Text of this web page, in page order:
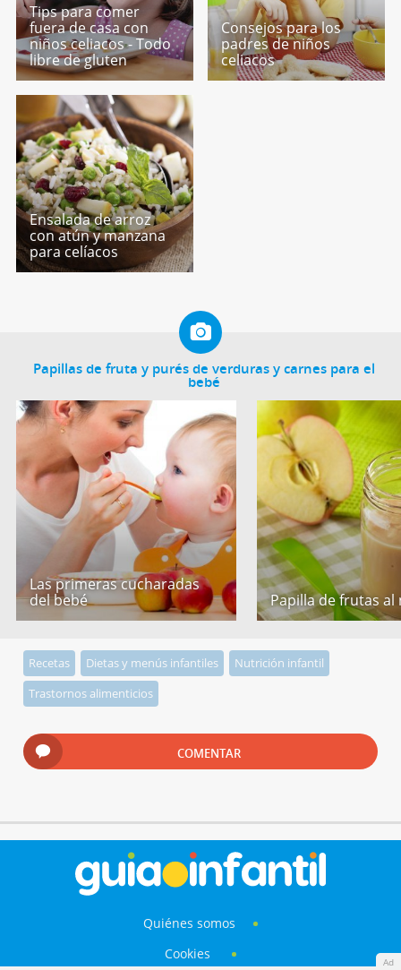
Tips para comer
fuera de casa con
niños celiacos - Todo
libre de gluten
Consejos para los
padres de niños
celiacos
Ensalada de arroz
con atún y manzana
para celíacos
Papillas de fruta y purés de verduras y carnes para el
bebé
Las primeras cucharadas
del bebé
Papilla de frutas al
Recetas Dietas y menús infantiles
Nutrición infantil
Trastornos alimenticios
COMENTAR
Ad
Quiénes somos
Cookies